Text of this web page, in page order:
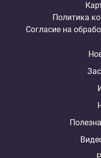
Политика
Согласие на